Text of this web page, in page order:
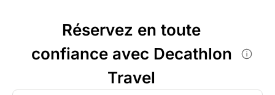
Réservez en toute
confiance avec Decathlon
Travel